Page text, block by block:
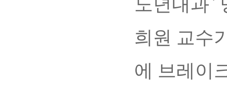
노년내과`
희원 교수
에 브레이